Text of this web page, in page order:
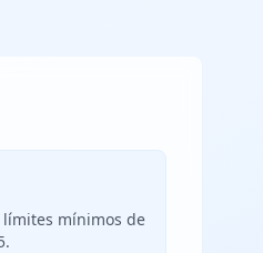
límites mínimos de